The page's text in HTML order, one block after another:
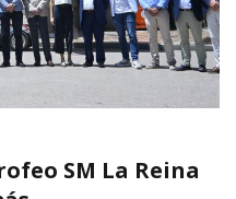
SM La Reina